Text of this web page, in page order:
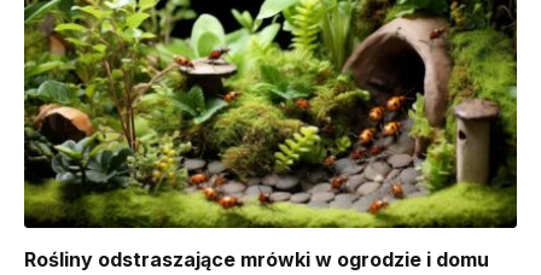
Rośliny odstraszające mrówki w ogrodzie i domu